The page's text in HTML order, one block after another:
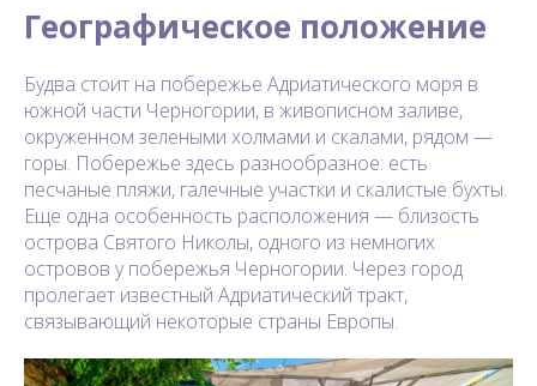
Географическое положение
Будва стоит на побережье Адриатического моря в
южной части Черногории, в живописном заливе,
окруженном зелеными холмами и скалами, рядом —
горы. Побережье здесь разнообразное: есть
песчаные пляжи, галечные участки и скалистые бухты.
Еще одна особенность расположения — близость
острова Святого Николы, одного из немногих
островов у побережья Черногории. Через город
пролегает известный Адриатический тракт,
связывающий некоторые страны Европы.